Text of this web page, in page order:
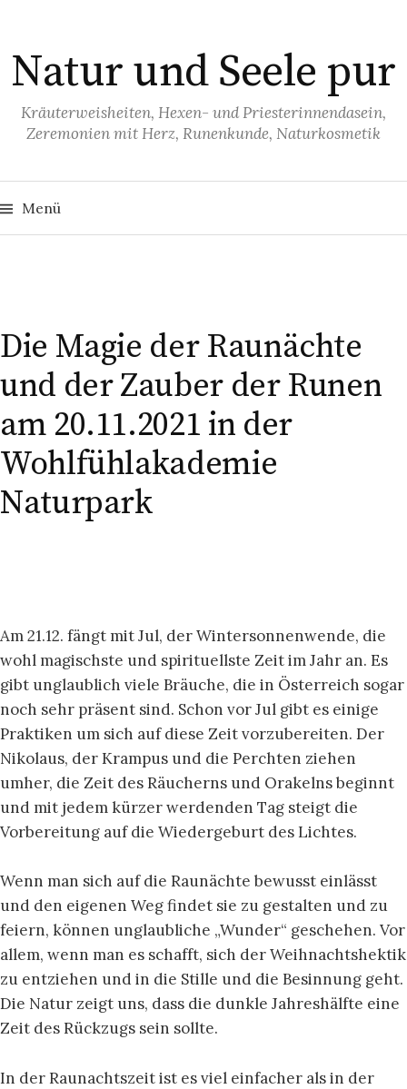
z
u
m
a
l
t
Natur und Seele pur
Kräuterweisheiten, Hexen- und Priesterinnendasein,
Zeremonien mit Herz, Runenkunde, Naturkosmetik
Menü
Die Magie der Raunächte
und der Zauber der Runen
am 20.11.2021 in der
Wohlfühlakademie
Naturpark
Am 21.12. fängt mit Jul, der Wintersonnenwende, die
wohl magischste und spirituellste Zeit im Jahr an. Es
gibt unglaublich viele Bräuche, die in Österreich sogar
noch sehr präsent sind. Schon vor Jul gibt es einige
Praktiken um sich auf diese Zeit vorzubereiten. Der
Nikolaus, der Krampus und die Perchten ziehen
umher, die Zeit des Räucherns und Orakelns beginnt
und mit jedem kürzer werdenden Tag steigt die
Vorbereitung auf die Wiedergeburt des Lichtes.
Wenn man sich auf die Raunächte bewusst einlässt
und den eigenen Weg findet sie zu gestalten und zu
feiern, können unglaubliche „Wunder“ geschehen. Vor
allem, wenn man es schafft, sich der Weihnachtshektik
zu entziehen und in die Stille und die Besinnung geht.
Die Natur zeigt uns, dass die dunkle Jahreshälfte eine
Zeit des Rückzugs sein sollte.
In der Raunachtszeit ist es viel einfacher als in der